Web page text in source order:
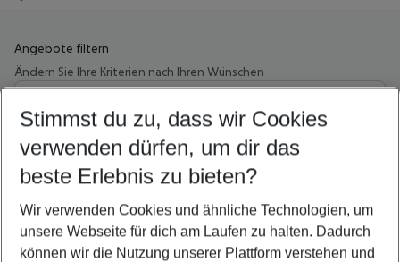
Angebote filtern
Ändern Sie Ihre Kriterien nach Ihren Wünschen
Wähle deinen Abflughafen
Beliebiger Abflughafen
Wähle deinen Reisezeitraum
5-8 Nächte
2 Erwachsene Keine Kinder
Stimmst du zu, dass wir Cookies
verwenden dürfen, um dir das
beste Erlebnis zu bieten?
Wir verwenden Cookies und ähnliche Technologien, um
unsere Webseite für dich am Laufen zu halten. Dadurch
können wir die Nutzung unserer Plattform verstehen und